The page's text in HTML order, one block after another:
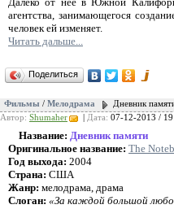
агентства, занимающегося
человек ей изменяет.
Читать дальше...
Поделиться
Фильмы / Мелодрама
Дневник
Автор: Shumaher Дата: 07-12-2013 /
Название: Дневник памяти
Оригинальное название: The
Год выхода: 2004
Страна: США
Жанр: мелодрама, драма
Слоган: «За каждой большой